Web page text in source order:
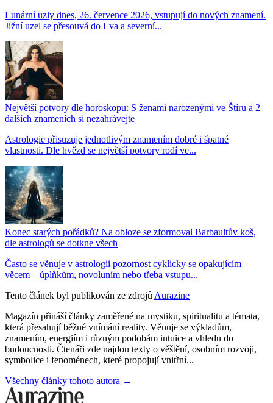
Lunární uzly dnes, 26. července 2026, vstupují do nových znamení.
Jižní uzel se přesouvá do Lva a severní...
Největší potvory dle horoskopu: S ženami narozenými ve Štíru a 2
dalších znameních si nezahrávejte
Astrologie přisuzuje jednotlivým znamením dobré i špatné
vlastnosti. Dle hvězd se největší potvory rodí ve...
Konec starých pořádků? Na obloze se zformoval Barbaultův koš,
dle astrologů se dotkne všech
Často se věnuje v astrologii pozornost cyklicky se opakujícím
věcem – úplňkům, novoluním nebo třeba vstupu...
Tento článek byl publikován ze zdrojů Aurazine
Magazín přináší články zaměřené na mystiku, spiritualitu a témata,
která přesahují běžné vnímání reality. Věnuje se výkladům,
znamením, energiím i různým podobám intuice a vhledu do
budoucnosti. Čtenáři zde najdou texty o věštění, osobním rozvoji,
symbolice i fenoménech, které propojují vnitřní...
Všechny články tohoto autora →